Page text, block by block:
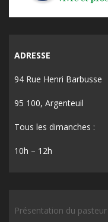
ADRESSE
94 Rue Henri Barbusse
95 100, Argenteuil
Tous les dimanches :
10h – 12h
Présentation du pasteur